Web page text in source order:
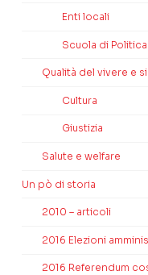
Enti locali
Scuola di Politica
Qualità del vivere e
Cultura
Giustizia
Salute e welfare
Un pò di storia
2010 – articoli
2016 Elezioni
2016 Referendum